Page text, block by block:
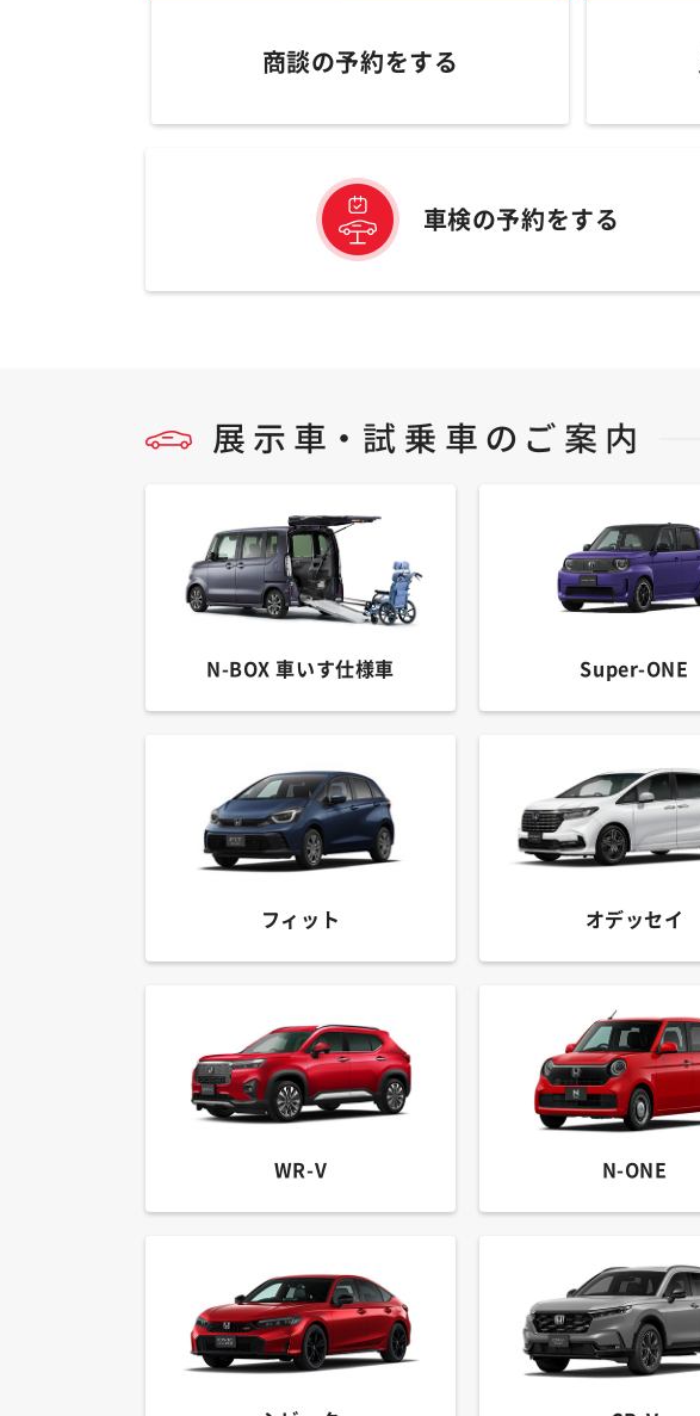
商談の予約をする
車検の予約をする
N-BOX 車いす仕様車 Super-ONE
フィット オデッセイ
WR-V N-ONE